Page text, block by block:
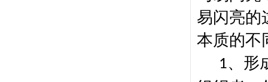
易闪亮的
本质的不
1、 形